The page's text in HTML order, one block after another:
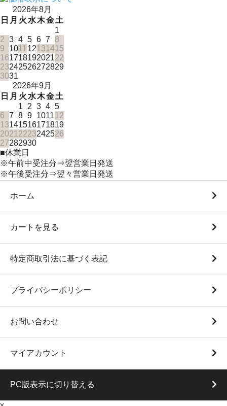
2026年8月
日 月 火水木金土
1
2 3 4 5 6 7
8
9
101112131415
16171819202122
23242526272829
3031
2026年9月
日 月 火水木金土
1 2 3 4 5
6
7 8 9 101112
13141516171819
20212223242526
27282930
■休業日
※午前中受注分⇒翌営業日発送
※午後受注分⇒翌々営業日発送
ホーム
カートを見る
特定商取引法に基づく表記
プライバシーポリシー
お問い合わせ
マイアカウント
PC版表示に切り替える